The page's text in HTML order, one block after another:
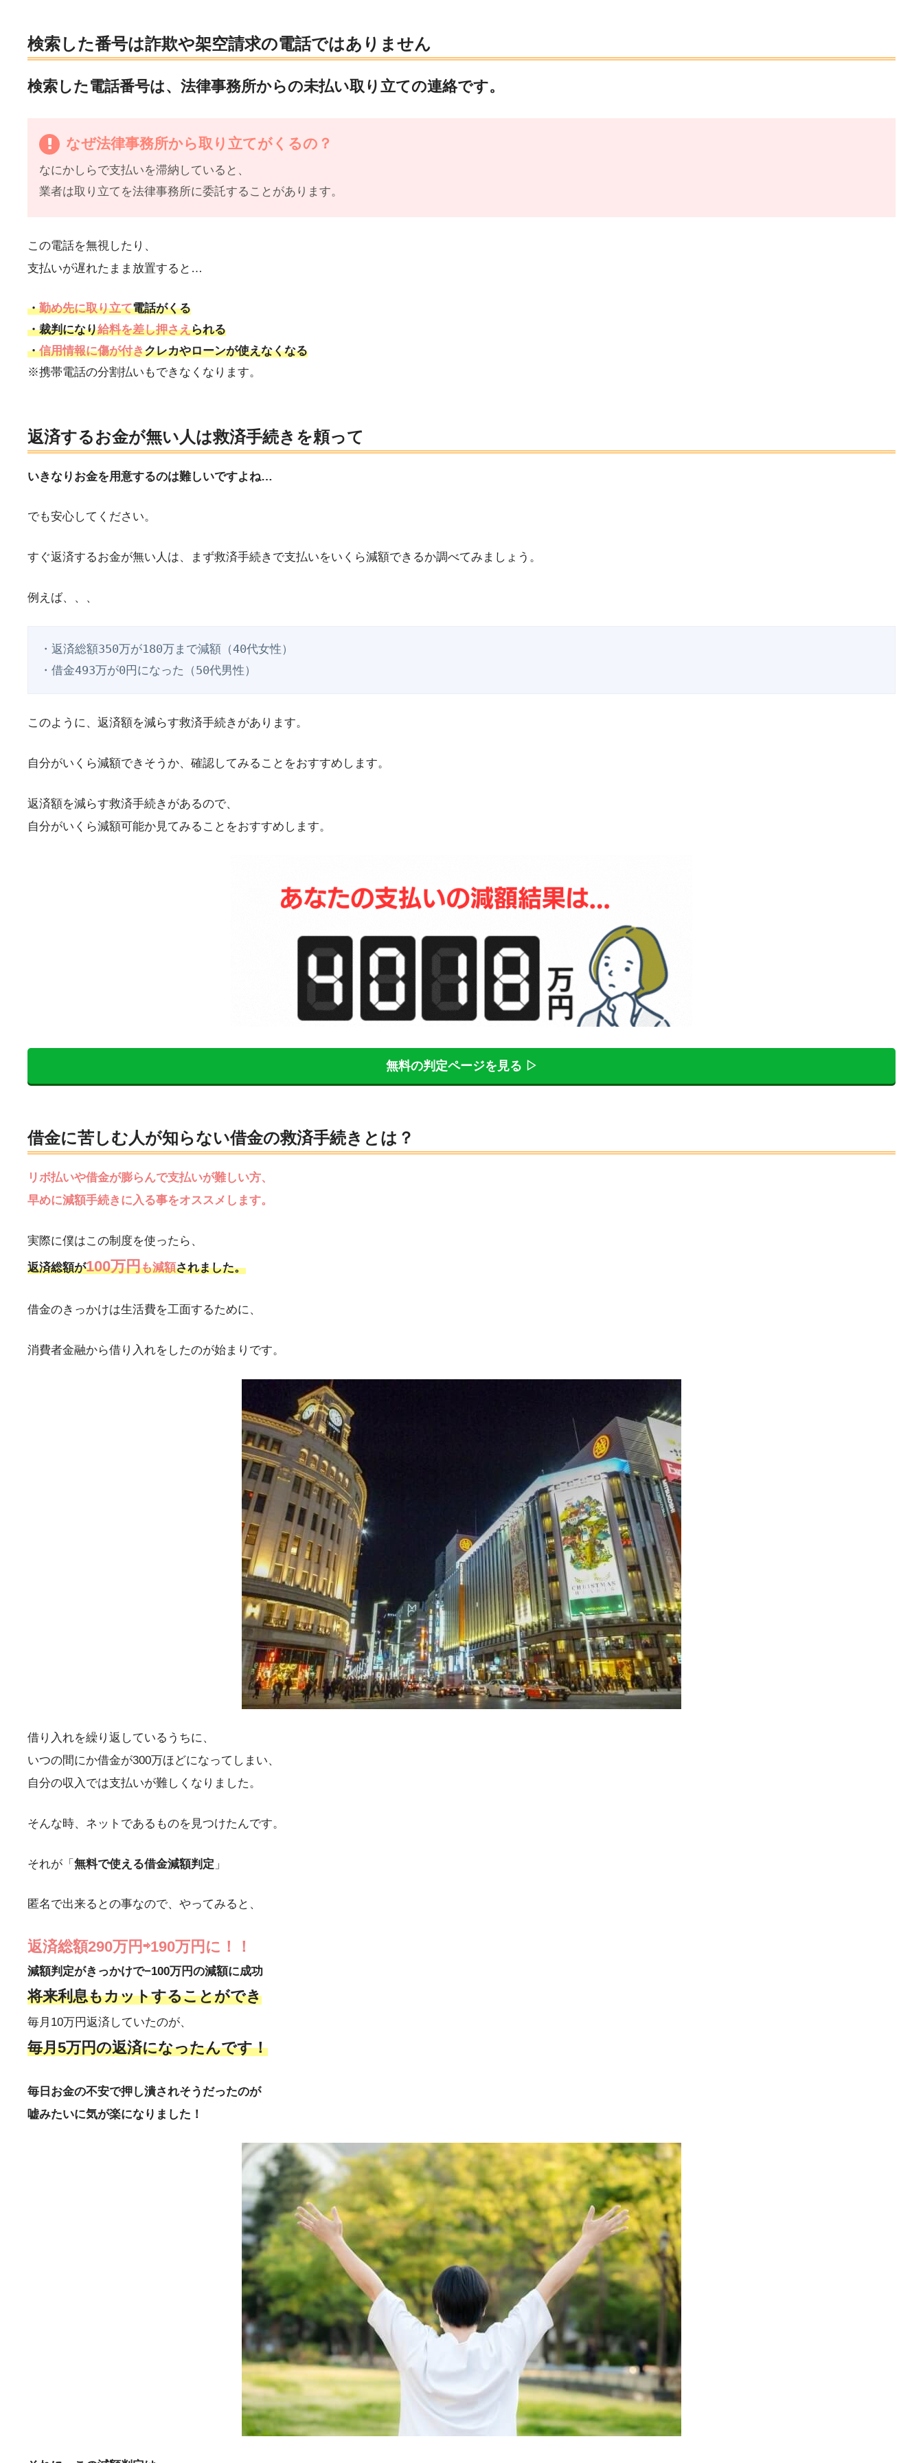
検索した番号は詐欺や架空請求の電話ではありません
検索した電話番号は、法律事務所からの未払い取り立ての連絡です。
なぜ法律事務所から取り立てがくるの？
なにかしらで支払いを滞納していると、
業者は取り立てを法律事務所に委託することがあります。
この電話を無視したり、
支払いが遅れたまま放置すると…
・勤め先に取り立て電話がくる
・裁判になり給料を差し押さえられる
・信用情報に傷が付きクレカやローンが使えなくなる
※携帯電話の分割払いもできなくなります。
返済するお金が無い人は救済手続きを頼って
いきなりお金を用意するのは難しいですよね…
でも安心してください。
すぐ返済するお金が無い人は、まず救済手続きで支払いをいくら減額できるか調べてみましょう。
例えば、、、
・返済総額350万が180万まで減額（40代女性）
このように、返済額を減らす救済手続きがあります。
自分がいくら減額できそうか、確認してみることをおすすめします。
返済額を減らす救済手続きがあるので、
自分がいくら減額可能か見てみることをおすすめします。
無料の判定ページを見る ▷
借金に苦しむ人が知らない借金の救済手続きとは？
リボ払いや借金が膨らんで支払いが難しい方、
早めに減額手続きに入る事をオススメします。
実際に僕はこの制度を使ったら、
返済総額が100万円も減額されました。
借金のきっかけは生活費を工面するために、
消費者金融から借り入れをしたのが始まりです。
借り入れを繰り返しているうちに、
いつの間にか借金が300万ほどになってしまい、
自分の収入では支払いが難しくなりました。
そんな時、ネットであるものを見つけたんです。
それが「 無料で使える借金減額判定 」
匿名で出来るとの事なので、やってみると、
返済総額290万円⇨190万円に！！
減額判定がきっかけで−100万円の減額に成功
将来利息もカットすることができ
毎月10万円返済していたのが、
毎月5万円の返済になったんです！
毎日お金の不安で押し潰されそうだったのが
嘘みたいに気が楽になりました！